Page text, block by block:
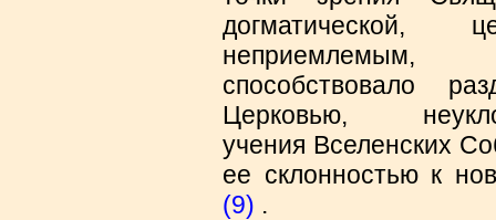
догматической,
неприемлемым,
способствовало
Церковью,
учения Вселенских
ее склонностью к
(9) .